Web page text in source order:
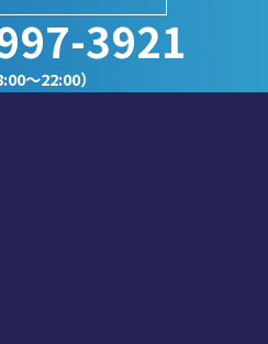
3921
～22:00）